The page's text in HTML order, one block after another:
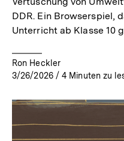
DDR. Ein Browserspiel,
Unterricht ab Klasse 10
Ron Heckler
3/26/2026 / 4 Minuten zu